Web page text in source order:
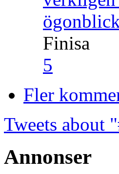
Finisa
5
Fler
Tweets about
Annonser